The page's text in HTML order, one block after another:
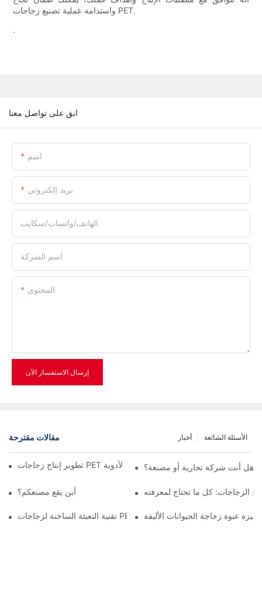
واستدامة عملية تصنيع زجاجات PET.
.
ابق على تواصل معنا
اسم
بريد إلكتروني
الهاتف/واتساب/سكايب
اسم الشركة
المحتوى
إرسال الاستفسار الآن
مقالات مقترحة الأسئلة الشائعة أخبار
تطوير إنتاج زجاجات PET لمستحضرات التجميل والتنظيف والأدوية
هل أنت شركة تجارية أو مصنعة؟
أين يقع مصنعكم؟ الزجاجات: كل ما تحتاج لمعرفته
تقنية التعبئة الساخنة لزجاجات PET (الجزء الأول)
ميزة عبوة زجاجة الحيوانات الأليفة